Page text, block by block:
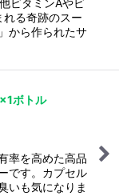
れる奇跡のスー
から作られたサ
ボトル
率を高めた高品
です。カプセル
いも気になりま